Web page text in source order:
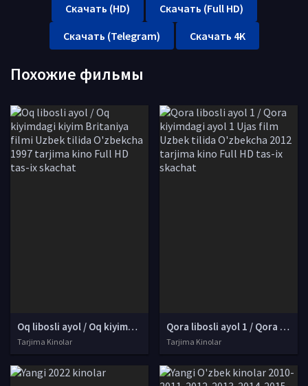
Скачать (HD)
Скачать (Full HD)
Скачать (Telegram)
Скачать 4K
Похожие фильмы
Oq libosli ayol / Oq kiyimdagi kiyim Britaniya filmi Uzbek tilida O'zbekcha 1997 tarjima kino Full HD tas-ix skachat
Tarjima Kinolar
Qora libosli ayol 1 / Qora kiyimdagi ayol 1 Ujas film Uzbek tilida O'zbekcha 2012 tarjima kino Full HD tas-ix skachat
Tarjima Kinolar